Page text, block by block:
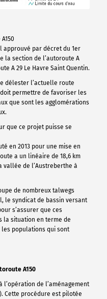
approuvé par décret du 1er
la section de l’autoroute A
A 29 Le Havre Saint Quentin.
délester l’actuelle route
doit permettre de favoriser les
que sont les agglomérations
que ce projet puisse se
en 2013 pour une mise en
a un linéaire de 18,6 km
vallée de l’Austreberthe à
de nombreux talwegs
le syndicat de bassin versant
s’assurer que ces
la situation en terme de
populations qui sont
A150
de l’aménagement
Cette procédure est pilotée